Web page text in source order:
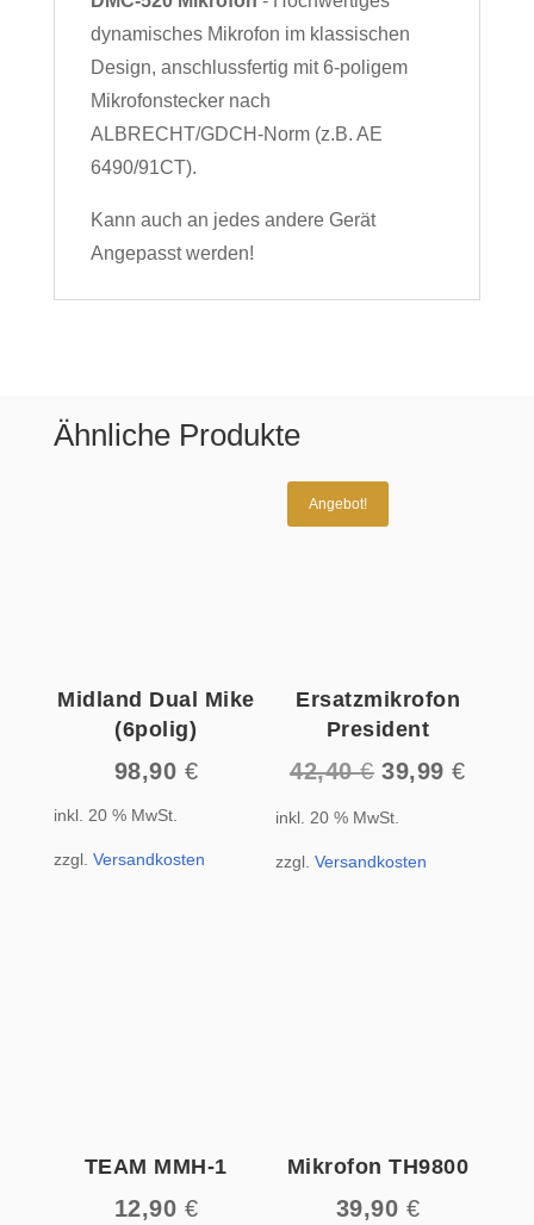
dynamisches Mikrofon im klassischen
Design, anschlussfertig mit 6-poligem
Mikrofonstecker nach
ALBRECHT/GDCH-Norm (z.B. AE
6490/91CT).
Kann auch an jedes andere Gerät
Angepasst werden!
Ähnliche Produkte
Midland Dual Mike
(6polig)
98,90 €
inkl. 20 % MwSt.
zzgl. Versandkosten
Angebot!
Ersatzmikrofon
President
42,40€
war:
42,40 €
39,99€
inkl. 20 % MwSt.
zzgl.Versandkosten
TEAM MMH-1
12,90 €
Mikrofon TH9800
39,90 €